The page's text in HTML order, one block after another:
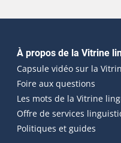
Navigation
À propos de la Vitrine
Capsule vidéo sur la
Foire aux questions
Les mots de la Vitrine
Offre de services
Politiques et guides